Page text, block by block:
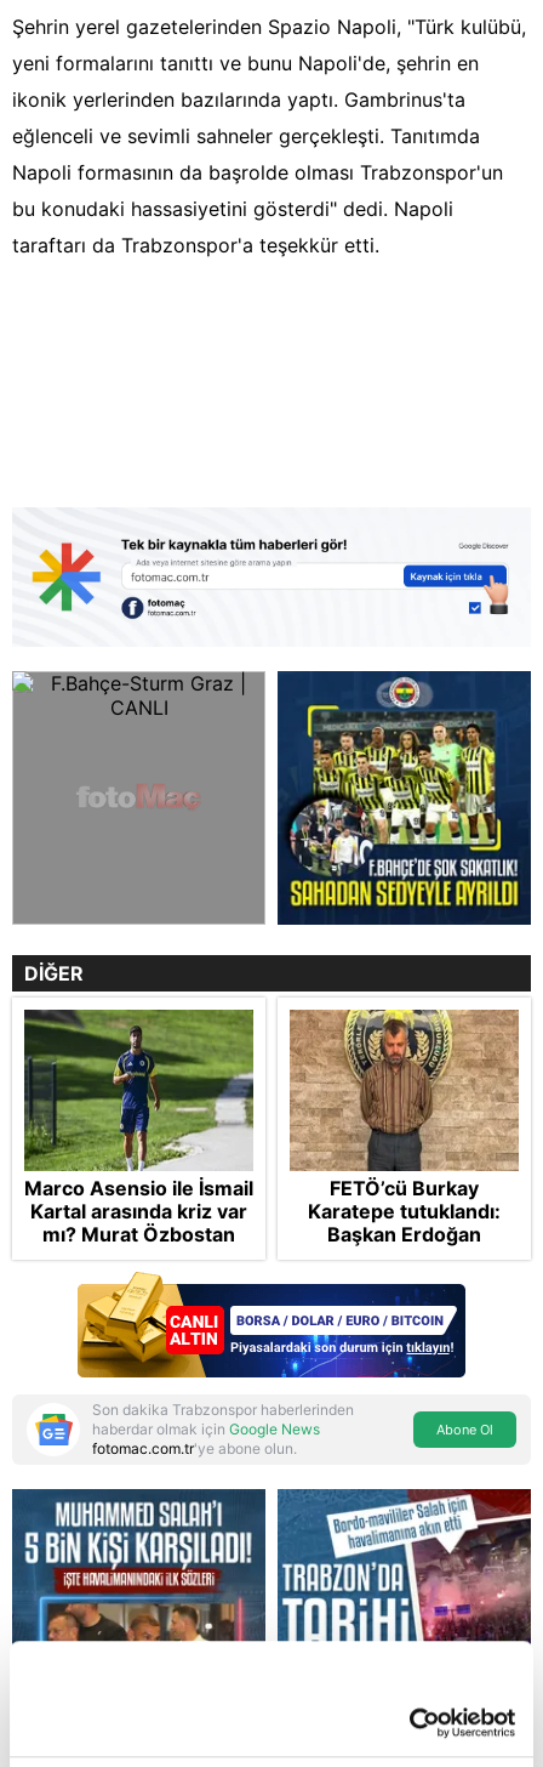
Reddet
Şehrin yerel gazetelerinden Spazio Napoli, "Türk kulübü,
yeni formalarını tanıttı ve bunu Napoli'de, şehrin en
ikonik yerlerinden bazılarında yaptı. Gambrinus'ta
eğlenceli ve sevimli sahneler gerçekleşti. Tanıtımda
Napoli formasının da başrolde olması Trabzonspor'un
bu konudaki hassasiyetini gösterdi" dedi. Napoli
taraftarı da Trabzonspor'a teşekkür etti.
DİĞER
Marco Asensio ile İsmail
Kartal arasında kriz var
mı? Murat Özbostan
analiz etti: Egoları da
yönetmelisiniz
FETÖ’cü Burkay
Karatepe tutuklandı:
Başkan Erdoğan
şikayetçi oldu! 5 suçtan
dava talebi
Son dakika Trabzonspor haberlerinden
haberdar olmak için Google News
fotomac.com.tr'ye abone olun.
Abone Ol